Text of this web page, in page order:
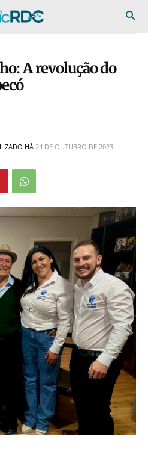
A revolução do
HÁ24 DE OUTUBRO DE 2023